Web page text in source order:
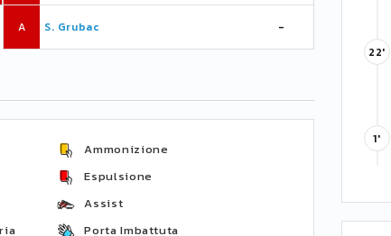
A S. Grubac -
Ammonizione
Espulsione
Assist
Porta Imbattuta
22'
1'